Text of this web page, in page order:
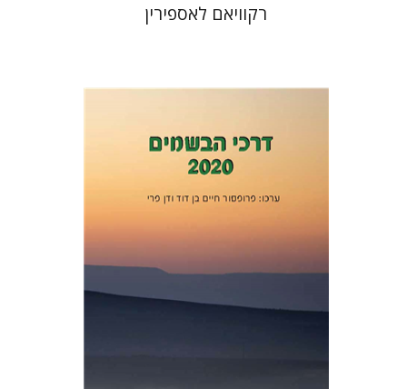
רקוויאם לאספירין